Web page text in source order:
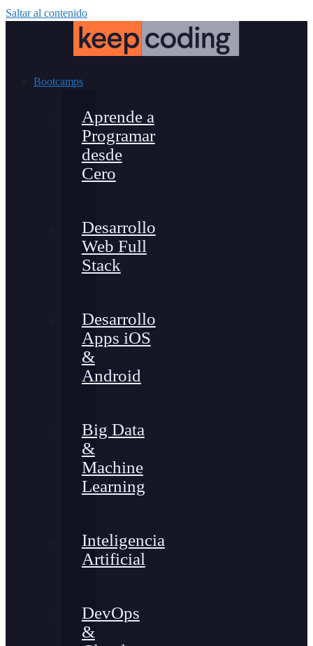
Saltar al contenido
Bootcamps
Aprende a
Programar
desde
Cero
Desarrollo
Web Full
Stack
Desarrollo
Apps iOS
&
Android
Big Data
&
Machine
Learning
Inteligencia
Artificial
DevOps
&